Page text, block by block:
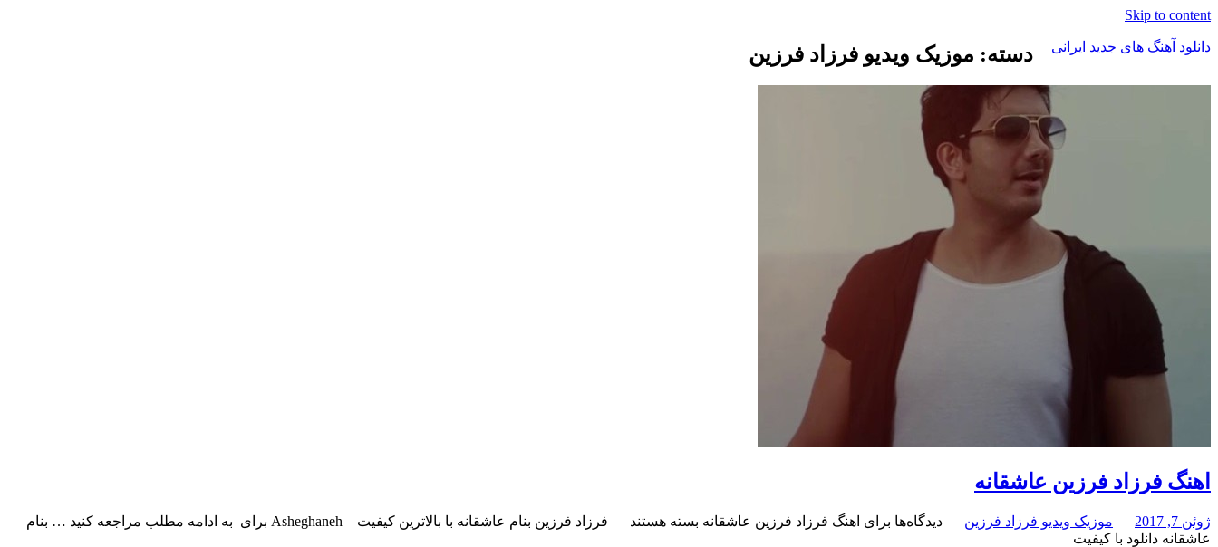
Skip to content
دانلود آهنگ های جدید ایرانی دسته: موزیک ویدیو فرزاد فرزین
اهنگ فرزاد فرزین عاشقانه
ژوئن 7, 2017 موزیک ویدیو فرزاد فرزین دیدگاه‌ها برای اهنگ فرزاد فرزین عاشقانه بسته هستند
فرزاد فرزین بنام عاشقانه با بالاترین کیفیت – Asheghaneh برای به ادامه مطلب مراجعه کنید … بنام
عاشقانه دانلود با کیفیت